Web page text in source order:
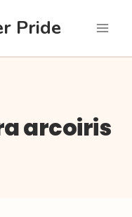
Pride
arcoiris